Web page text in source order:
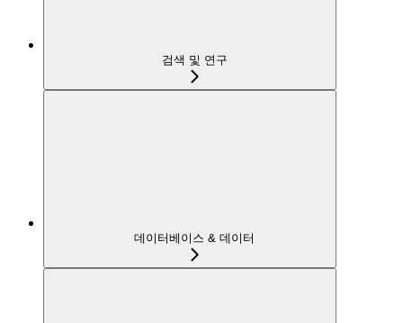
검색 및 연구
데이터베이스 & 데이터